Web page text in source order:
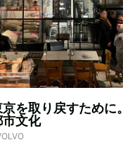
を取り戻すために
文化